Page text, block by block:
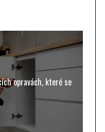
opravách, které se